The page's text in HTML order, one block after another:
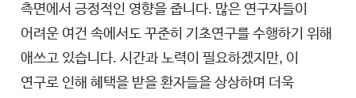
측면에서 긍정적인 영향을 줍니다. 많은 연구자들이
어려운 여건 속에서도 꾸준히 기초연구를 수행하기 위해
애쓰고 있습니다. 시간과 노력이 필요하겠지만, 이
연구로 인해 혜택을 받을 환자들을 상상하며 더욱